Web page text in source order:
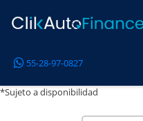
55-28-97-0827
*Sujeto a disponibilidad